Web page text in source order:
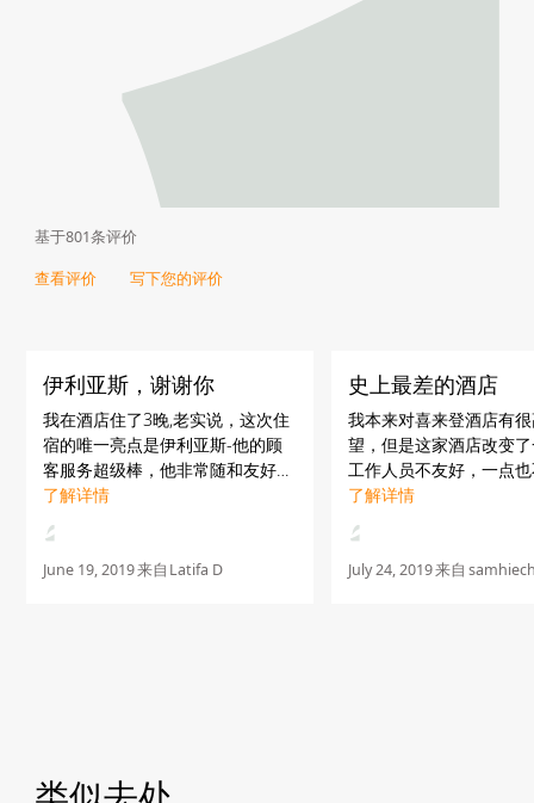
基于801条评价
查看评价 写下您的评价
伊利亚斯，谢谢你
我在酒店住了3晚,老实说，这次住
宿的唯一亮点是伊利亚斯-他的顾
客服务超级棒，他非常随和友好，
他值得更好的，其他员工需要提高
了解详情
June 19, 2019来自 Latifa D
史上最差的酒店
我本来对喜来登酒店有
望，但是这家酒店改变
工作人员不友好，一点
人。-我们要求在房间里
在附近提供baqala。-搞
我要求买5杯，但他们拒
了解详情
July 24, 2019来自